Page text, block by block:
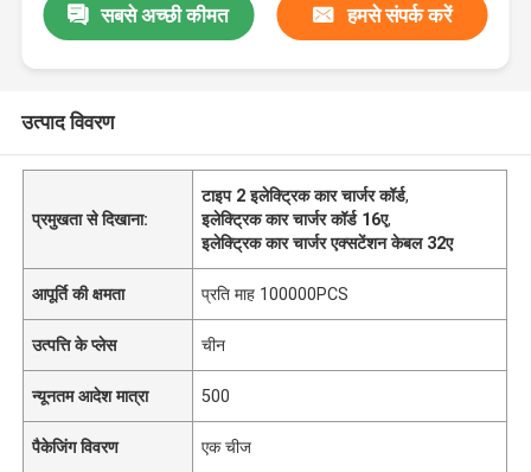
सबसे अच्छी कीमत हमसे संपर्क करें
उत्पाद विवरण
प्रमुखता से दिखाना:
टाइप 2 इलेक्ट्रिक कार चार्जर कॉर्ड,
इलेक्ट्रिक कार चार्जर कॉर्ड 16ए,
इलेक्ट्रिक कार चार्जर एक्सटेंशन केबल 32ए
आपूर्ति की क्षमता प्रति माह 100000PCS
उत्पत्ति के प्लेस चीन
न्यूनतम आदेश मात्रा 500
पैकेजिंग विवरण एक चीज